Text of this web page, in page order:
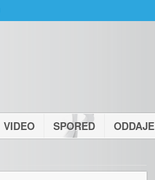
VIDEO SPORED ODDAJE